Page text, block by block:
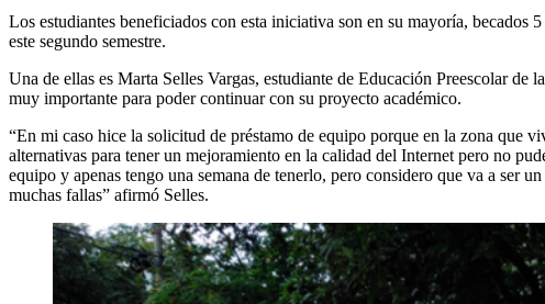
Los estudiantes beneficiados con esta iniciativa son en su mayoría,
este segundo semestre.
Una de ellas es Marta Selles Vargas, estudiante de Educación Preescolar
muy importante para poder continuar con su proyecto académico.
“En mi caso hice la solicitud de préstamo de equipo porque en la zona que
alternativas para tener un mejoramiento en la calidad del Internet pero no
equipo y apenas tengo una semana de tenerlo, pero considero que va a ser
muchas fallas” afirmó Selles.